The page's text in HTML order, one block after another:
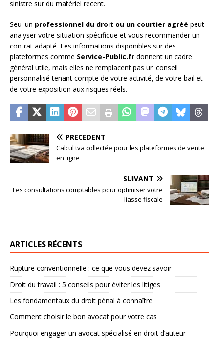
sinistre sur du matériel récent.
Seul un professionnel du droit ou un courtier agréé peut
analyser votre situation spécifique et vous recommander un
contrat adapté. Les informations disponibles sur des
plateformes comme Service-Public.fr donnent un cadre
général utile, mais elles ne remplacent pas un conseil
personnalisé tenant compte de votre activité, de votre bail et
de votre exposition aux risques réels.
PRÉCÉDENT
Calcul tva collectée pour les plateformes de vente
en ligne
SUIVANT
Les consultations comptables pour optimiser votre
liasse fiscale
ARTICLES RÉCENTS
Rupture conventionnelle : ce que vous devez savoir
Droit du travail : 5 conseils pour éviter les litiges
Les fondamentaux du droit pénal à connaître
Comment choisir le bon avocat pour votre cas
Pourquoi engager un avocat spécialisé en droit d’auteur